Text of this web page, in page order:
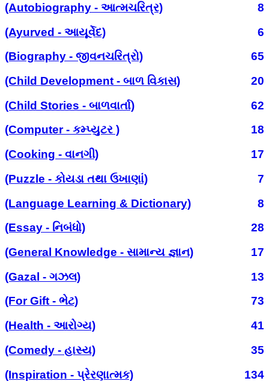
(Autobiography - આત્મચરિત્ર)
8
(Ayurved - આયૂર્વેદ)
6
(Biography - જીવનચરિત્રો)
65
(Child Development - બાળ વિકાસ)
20
(Child Stories - બાળવાર્તા)
62
(Computer - કમ્પ્યુટર )
18
(Cooking - વાનગી)
17
(Puzzle - કોયડા તથા ઉખાણાં)
7
(Language Learning & Dictionary)
8
(Essay - નિબંધો)
28
(General Knowledge - સામાન્ય જ્ઞાન)
17
(Gazal - ગઝલ)
13
(For Gift - ભેટ)
73
(Health - આરોગ્ય)
41
(Comedy - હાસ્ય)
35
(Inspiration - પ્રેરણાત્મક)
134